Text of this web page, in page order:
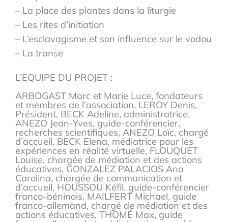
– La place des plantes dans la liturgie
– Les rites d’initiation
– L’esclavagisme et son influence sur le vodou
– La transe
L’EQUIPE DU PROJET :
ARBOGAST Marc et Marie Luce, fondateurs
et membres de l’association, LEROY Denis,
Président, BECK Adeline, administratrice,
ANEZO Jean-Yves, guide-conférencier,
recherches scientifiques, ANEZO Loïc, chargé
d’accueil, BECK Elena, médiatrice pour les
expériences en réalité virtuelle, FLOUQUET
Louise, chargée de médiation et des actions
éducatives, GONZALEZ PALACIOS Ana
Carolina, chargée de communication et
d’accueil, HOUSSOU Kéfil, guide-conférencier
franco-béninois, MAILFERT Michael, guide
franco-allemand, chargé de médiation et des
actions éducatives, THOMÉ Max, guide